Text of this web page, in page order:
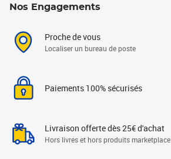
Nos Engagements
Proche de vous
Localiser un bureau de poste
Paiements 100% sécurisés
Livraison offerte dès 25€ d'achat
Hors livres et hors produits marketplace